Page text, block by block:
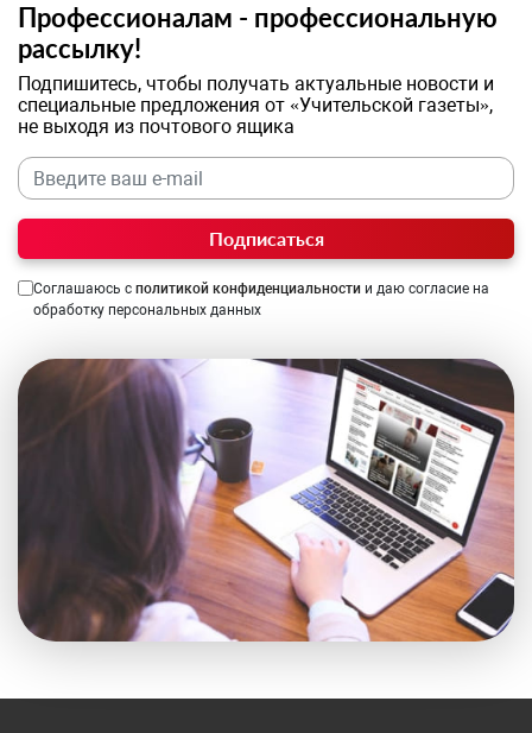
Профессионалам - профессиональную
рассылку!
Подпишитесь, чтобы получать актуальные новости и
специальные предложения от «Учительской газеты»,
не выходя из почтового ящика
Подписаться
Соглашаюсь с политикой конфиденциальности и даю согласие на
обработку персональных данных